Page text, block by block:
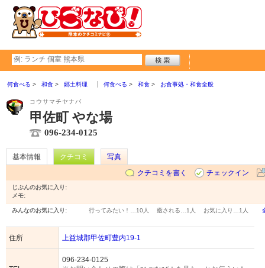
何食べる 和食 郷土料理 何食べる 和食 お食事処・和食全般
コウサマチヤナバ
甲佐町 やな場
096-234-0125
基本情報 クチコミ
写真
クチコミを書く
チェックイン
じぶんのお気に入り:
メモ:
みんなのお気に入り: 行ってみたい！… 10人 癒される… 1人 お気に入り… 1人
住所 上益城郡甲佐町豊内19-1
096-234-0125